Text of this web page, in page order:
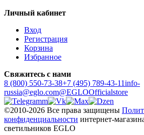
Личный кабинет
Вход
Регистрация
Корзина
Избранное
Свяжитесь с нами
8 (800) 550-73-38+7 (495) 789-43-11info-
russia@eglo.com@EGLOOfficialstore
©2010-2026 Все права защищены
конфиденциальности интернет-
светильников EGLO